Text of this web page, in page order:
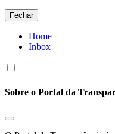
Fechar
Home
Inbox
Sobre o Portal da